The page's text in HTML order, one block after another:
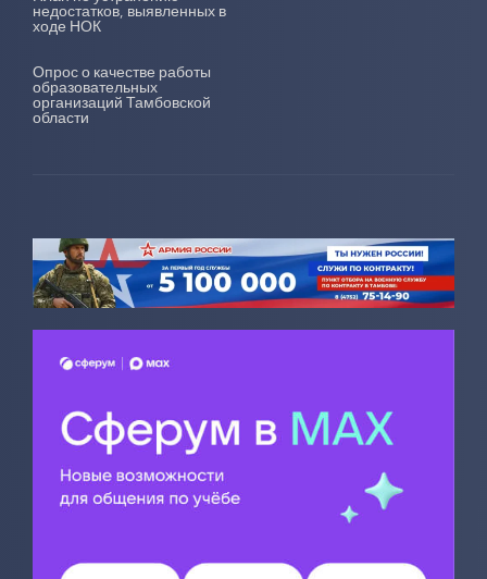
недостатков, выявленных в
ходе НОК
Опрос о качестве работы
образовательных
организаций Тамбовской
области